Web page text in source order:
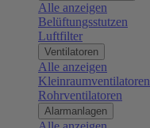
Alle anzeigen
Belüftungsstutzen
Luftfilter
Ventilatoren
Alle anzeigen
Kleinraumventilatoren
Rohrventilatoren
Alarmanlagen